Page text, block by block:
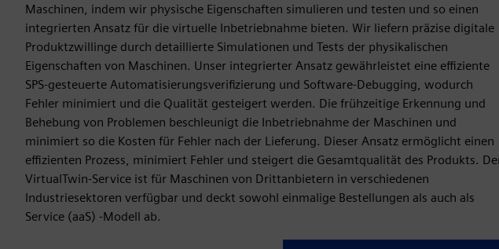
Maschinen, indem wir physische Eigenschaften simulieren und testen und so einen
integrierten Ansatz für die virtuelle Inbetriebnahme bieten. Wir liefern präzise digitale
Produktzwillinge durch detaillierte Simulationen und Tests der physikalischen
Eigenschaften von Maschinen. Unser integrierter Ansatz gewährleistet eine effiziente
SPS-gesteuerte Automatisierungsverifizierung und Software-Debugging, wodurch
Fehler minimiert und die Qualität gesteigert werden. Die frühzeitige Erkennung und
Behebung von Problemen beschleunigt die Inbetriebnahme der Maschinen und
minimiert so die Kosten für Fehler nach der Lieferung. Dieser Ansatz ermöglicht einen
effizienten Prozess, minimiert Fehler und steigert die Gesamtqualität des Produkts.
VirtualTwin-Service ist für Maschinen von Drittanbietern in verschiedenen
Industriesektoren verfügbar und deckt sowohl einmalige Bestellungen als auch als
Service (aaS) -Modell ab.